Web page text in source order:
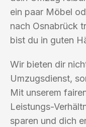
ein paar Möbel
nach Osnabrück
bist du in guten
Wir bieten dir
Umzugsdienst,
Mit unserem
Leistungs-
sparen und dich